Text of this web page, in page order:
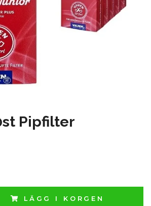
Pipfilter
LÄGG I KORGEN